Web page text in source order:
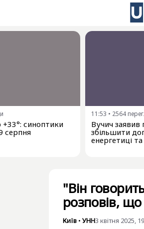
+33°: синоптики
серпня
11:53 • 2564
Вучич заявив
збільшити
енергетиці
"Він
розповів,
Київ • УНН3 квітня 2025,